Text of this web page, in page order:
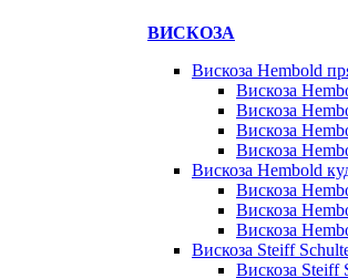
ВИСКОЗА
Вискоза Hembold
Вискоза
Вискоза
Вискоза
Вискоза
Вискоза Hembold
Вискоза
Вискоза
Вискоза
Вискоза Steiff
Вискоза Steiff